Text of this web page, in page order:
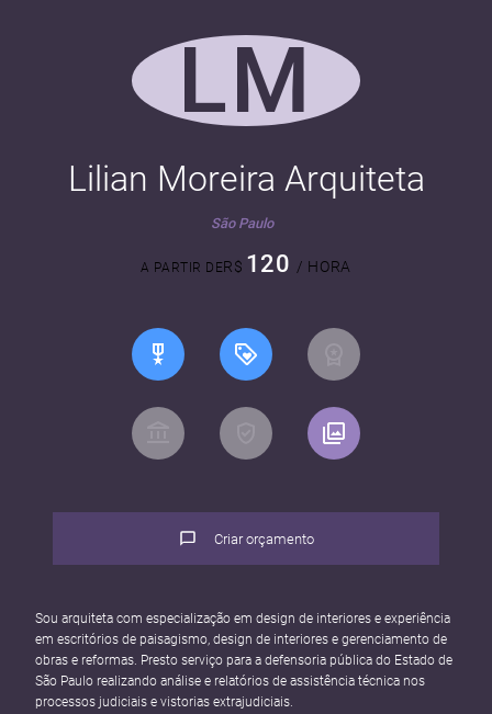
LM
Lilian Moreira Arquiteta
São Paulo
A PARTIR DER$ 120 / HORA
Criar orçamento
Sou arquiteta com especialização em design de interiores e experiência
em escritórios de paisagismo, design de interiores e gerenciamento de
obras e reformas. Presto serviço para a defensoria pública do Estado de
São Paulo realizando análise e relatórios de assistência técnica nos